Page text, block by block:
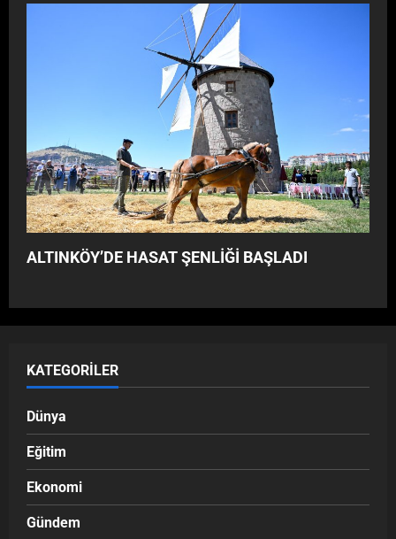
ALTINKÖY’DE HASAT ŞENLİĞİ BAŞLADI
KATEGORILER
Dünya
Eğitim
Ekonomi
Gündem